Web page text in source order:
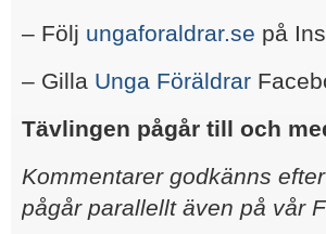
– Följ ungaforaldrar.se på
– Gilla Unga Föräldrar
Tävlingen pågår till och
Kommentarer godkänns
pågår parallellt även på vår